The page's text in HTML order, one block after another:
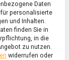
Daten
für personalisierte
und Inhalten.
finden Sie in
in die
zu nutzen.
widerrufen oder